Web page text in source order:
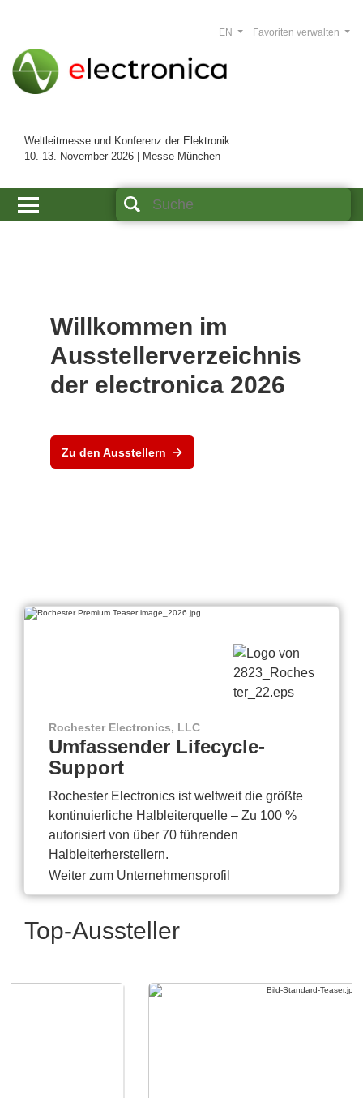
Weltleitmesse und Konferenz der Elektronik
10.-13. November 2026 | Messe München
Favoriten verwalten
EN
Willkommen im
Ausstellerverzeichnis
der electronica 2026
Zu den Ausstellern
Rochester Electronics, LLC
Umfassender Lifecycle-
Support
Rochester Electronics ist weltweit die größte
kontinuierliche Halbleiterquelle – Zu 100 %
autorisiert von über 70 führenden
Halbleiterherstellern.
Weiter zum Unternehmensprofil
Top-Aussteller